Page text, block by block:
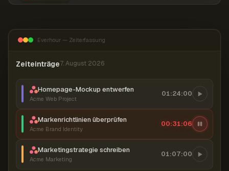
Everhour — Zeiterfassung
Zeiteinträge7. August 2026
Homepage-Mockup entwerfen
Acme Web Project
01:24:00
Markenrichtlinien überprüfen
Acme Brand Identity
00:31:07
Marketingstrategie schreiben
Acme Marketing
01:07:00